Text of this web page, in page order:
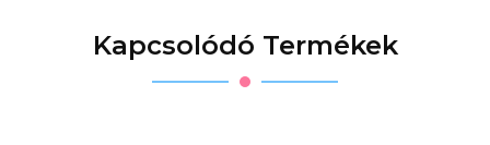
Kapcsolódó Termékek